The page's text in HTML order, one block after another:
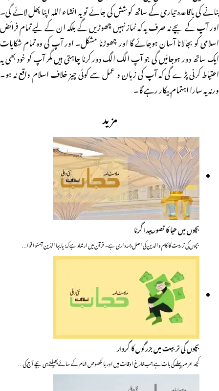
بنانے کی باقاعدہ تیاری کے ساتھ کوشش کی جائے تو یہ انشاء اللہ اپنا پھل لائے گی۔
اور آپ کے بچے نہ صرف یہ کہ نماز نہیں چھوڑیں گے بلکہ ان کے لیے تمام فرائض
اسلامی کو بجالانا آسان ہوجائے گا اور چھوڑنا مشکل۔ اور آپ کی وہ تمام شکایات
ایک ساتھ دور ہوجائیں گی جو آپ الگ الگ دور کرنا چاہتی ہیں مگر آپ کو خود بھی یہ
احتیاط کرنی پڑے گی کہ آپ کی زبان و عمل سے کوئی چیز خلاف اسلام واقع نہ ہو۔
ورنہ یہ سارا اہتمام بیکار رہے گا۔
مزید
بچوں میں حیا کا تصور پیدا کرنا
بچوں کی تربیت کا کام والدین کی اصل ذمہ داری ہے۔ قرآن میں ارشاد ہے کہ: یایہا الذین آمنوا قوا…
بچوں کی تربیت میں بزرگوں کا کردار
کچھ عرصہ پہلے کی بات ہے جب فارغ اوقات میں اور بالخصوص شام کے سائے پھیلتے ہی بچے آج کی…